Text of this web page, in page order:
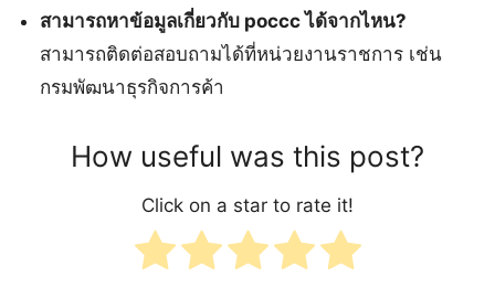
สามารถหาข้อมูลเกี่ยวกับ poccc ได้จากไหน?
สามารถติดต่อสอบถามได้ที่หน่วยงานราชการ เช่น
กรมพัฒนาธุรกิจการค้า
How useful was this post?
Click on a star to rate it!